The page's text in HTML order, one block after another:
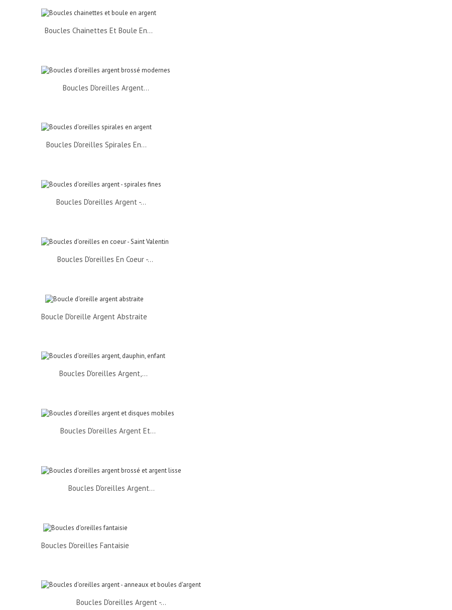
Boucles Chainettes Et Boule En...
Boucles D'oreilles Argent...
Boucles D'oreilles Spirales En...
Boucles D'oreilles Argent -...
Boucles D'oreilles En Coeur -...
Boucle D'oreille Argent Abstraite
Boucles D'oreilles Argent,...
Boucles D'oreilles Argent Et...
Boucles D'oreilles Argent...
Boucles D'oreilles Fantaisie
Boucles D'oreilles Argent -...